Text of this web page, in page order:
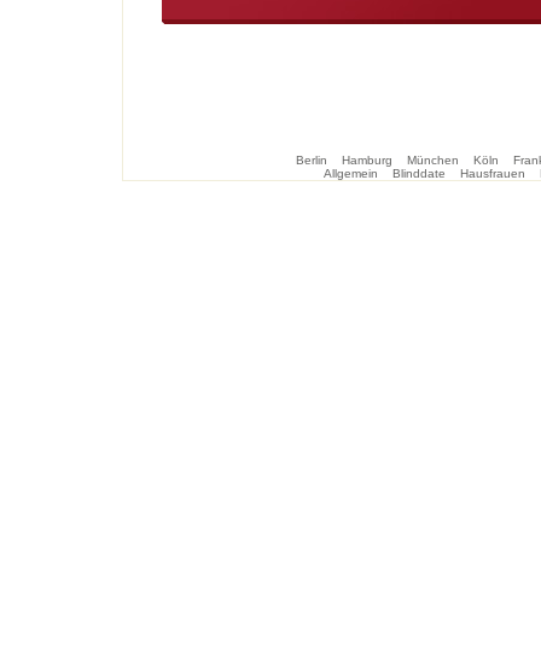
Berlin Hamburg München Köln
Allgemein
Blinddate Hausfrauen